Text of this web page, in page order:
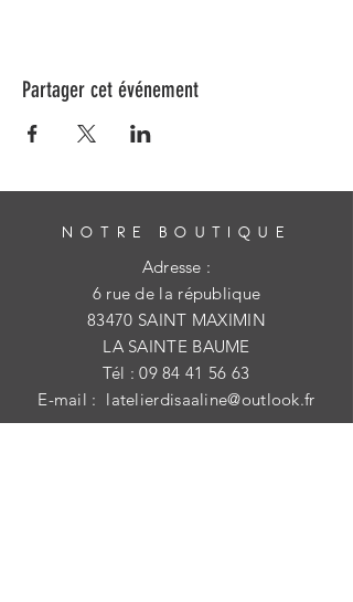
Partager cet événement
NOTRE BOUTIQUE
Adresse :
6 rue de la république
83470 SAINT MAXIMIN
LA SAINTE BAUME
Tél :09 84 41 56 63
E-mail : latelierdisaaline@outlook.fr